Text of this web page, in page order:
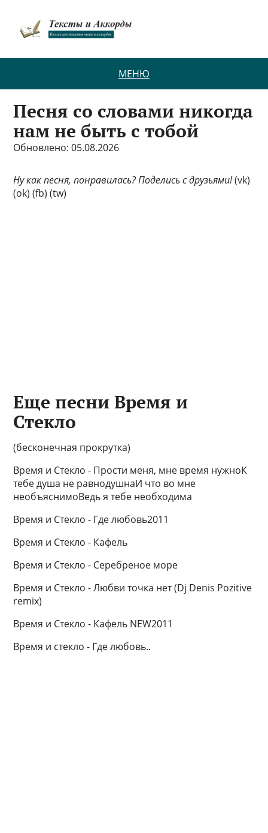
МЕНЮ
Песня со словами никогда
нам не быть с тобой
Обновлено: 05.08.2026
Ну как песня, понравилась? Поделись с друзьями!(vk)
(ok) (fb) (tw)
Еще песни Время и
Стекло
(бесконечная прокрутка)
Время и Стекло - Прости меня, мне время нужноК
тебе душа не равнодушнаИ что во мне
необъяснимоВедь я тебе необходима
Время и Стекло - Где любовь2011
Время и Стекло - Кафель
Время и Стекло - Серебреное море
Время и Стекло - Любви точка нет (Dj Denis Pozitive
remix)
Время и Стекло - Кафель NEW2011
Время и стекло - Где любовь..